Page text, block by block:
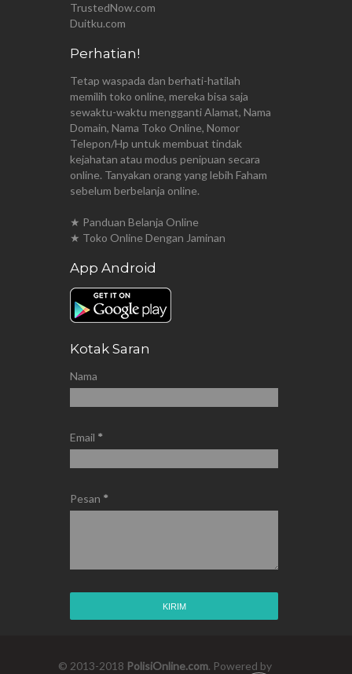
TrustedNow.com
Duitku.com
Perhatian!
Tetap waspada dan berhati-hatilah
memilih toko online, mereka bisa saja
sewaktu-waktu mengganti Alamat, Nama
Domain, Nama Toko Online, Nomor
Telepon/Hp untuk membuat tindak
kejahatan atau modus penipuan secara
online. Tanyakan orang yang lebih Faham
sebelum berbelanja online.
★ Panduan Belanja Online
★ Toko Online Dengan Jaminan
App Android
Kotak Saran
Nama
Email *
Pesan *
© 2013-2018 PolisiOnline.com. Powered by